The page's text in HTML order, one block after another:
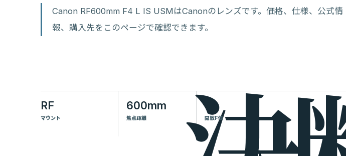
Canon RF600mm F4 L IS USMはCanonのレンズです。価格、仕様、公式情
報、購入先をこのページで確認できます。
RF
マウント
600mm
焦点距離
F4
開放F値